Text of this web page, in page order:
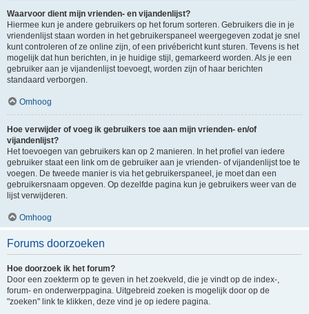
Waarvoor dient mijn vrienden- en vijandenlijst?
Hiermee kun je andere gebruikers op het forum sorteren. Gebruikers die in je
vriendenlijst staan worden in het gebruikerspaneel weergegeven zodat je snel
kunt controleren of ze online zijn, of een privébericht kunt sturen. Tevens is het
mogelijk dat hun berichten, in je huidige stijl, gemarkeerd worden. Als je een
gebruiker aan je vijandenlijst toevoegt, worden zijn of haar berichten
standaard verborgen.
Omhoog
Hoe verwijder of voeg ik gebruikers toe aan mijn vrienden- en/of
vijandenlijst?
Het toevoegen van gebruikers kan op 2 manieren. In het profiel van iedere
gebruiker staat een link om de gebruiker aan je vrienden- of vijandenlijst toe te
voegen. De tweede manier is via het gebruikerspaneel, je moet dan een
gebruikersnaam opgeven. Op dezelfde pagina kun je gebruikers weer van de
lijst verwijderen.
Omhoog
Forums doorzoeken
Hoe doorzoek ik het forum?
Door een zoekterm op te geven in het zoekveld, die je vindt op de index-,
forum- en onderwerppagina. Uitgebreid zoeken is mogelijk door op de
"zoeken" link te klikken, deze vind je op iedere pagina.